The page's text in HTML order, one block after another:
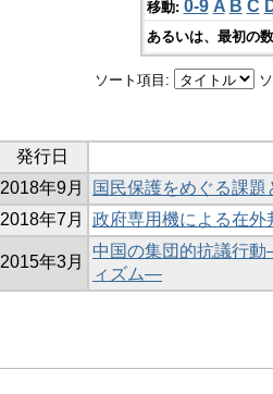
移動: 0-9 A B C
あるいは、最初の
ソート項目:
発行日
2018年9月
国民保護をめぐる課題
2018年7月
政府専用機による在
2015年3月
中国の集団的抗議行
ィズム―